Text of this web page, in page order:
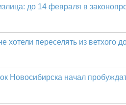
до 14 февраля в
хотели переселять из ветхого
Новосибирска начал